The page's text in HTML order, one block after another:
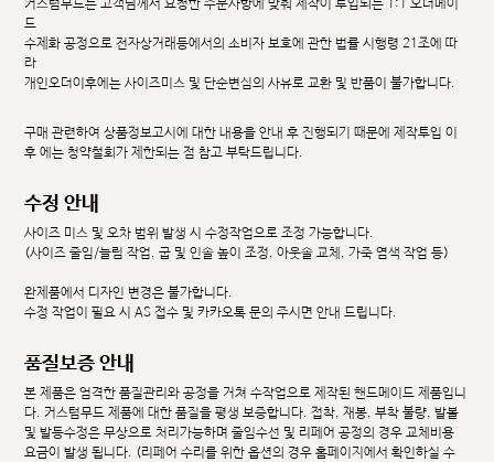
커스텀무드는 고객님께서 요청한 주문사항에 맞춰 제작이 투입되는 1:1 오더메이
드
수제화 공정으로 전자상거래등에서의 소비자 보호에 관한 법률 시행령 21조에 따
라
개인오더이후에는 사이즈미스 및 단순변심의 사유로 교환 및 반품이 불가합니다.
구매 관련하여 상품정보고시에 대한 내용을 안내 후 진행되기 때문에 제작투입 이
후 에는 청약철회가 제한되는 점 참고 부탁드립니다.
수정 안내
사이즈 미스 및 오차 범위 발생 시 수정작업으로 조정 가능합니다.
(사이즈 줄임/늘림 작업, 굽 및 인솔 높이 조정, 아웃솔 교체, 가죽 염색 작업 등)
완제품에서 디자인 변경은 불가합니다.
수정 작업이 필요 시 AS 접수 및 카카오톡 문의 주시면 안내 드립니다.
품질보증 안내
본 제품은 엄격한 품질관리와 공정을 거쳐 수작업으로 제작된 핸드메이드 제품입니
다. 커스텀무드 제품에 대한 품질을 평생 보증합니다. 접착, 재봉, 부착 불량, 발볼
및 발등수정은 무상으로 처리가능하며 줄임수선 및 리페어 공정의 경우 교체비용
요금이 발생 됩니다. (리페어 수리를 위한 옵션의 경우 홈페이지에서 확인하실 수